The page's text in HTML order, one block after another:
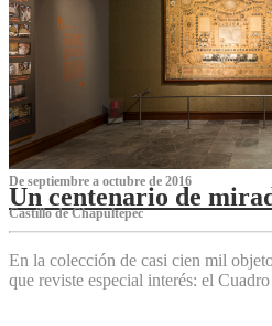
De septiembre a octubre de 2016
Un centenario de
Castillo de Chapultepec
En la colección de casi cien mil
que reviste especial interés: el